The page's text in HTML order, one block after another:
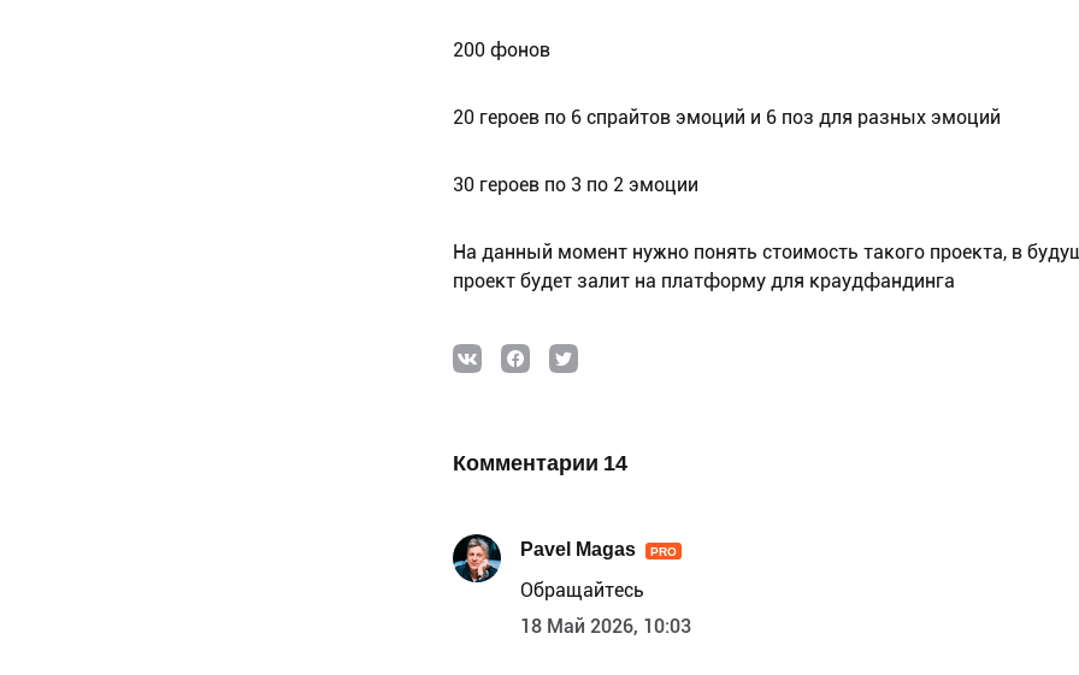
200 фонов
20 героев по 6 спрайтов эмоций и 6 поз для разных эмоций
30 героев по 3 по 2 эмоции
На данный момент нужно понять стоимость такого проекта, в
проект будет залит на платформу для краудфандинга
Комментарии 14
Pavel Magas PRO
Обращайтесь
18 Май 2026, 10:03